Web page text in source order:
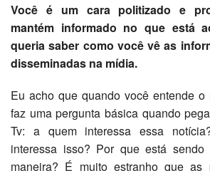
Você é um cara politizado e
mantém informado no que está
queria saber como você vê as
disseminadas na mídia.
Eu acho que quando você entende o
faz uma pergunta básica quando
Tv: a quem interessa essa
interessa isso? Por que está sendo
maneira? É muito estranho que as